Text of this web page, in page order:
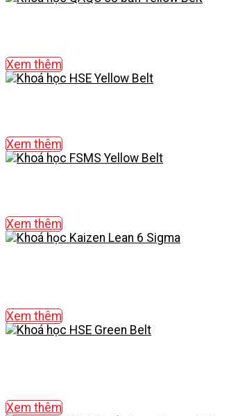
Xem thêm
Xem thêm
Xem thêm
Xem thêm
Xem thêm